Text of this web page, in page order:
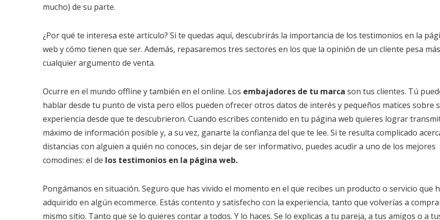
mucho) de su parte.
¿Por qué te interesa este artículo? Si te quedas aquí, descubrirás la importancia de los testimonios en la
web y cómo tienen que ser. Además, repasaremos tres sectores en los que la opinión de un cliente pesa
cualquier argumento de venta.
Ocurre en el mundo offline y también en el online. Los embajadores de tu marca son tus clientes. Tú
hablar desde tu punto de vista pero ellos pueden ofrecer otros datos de interés y pequeños matices sobre
experiencia desde que te descubrieron. Cuando escribes contenido en tu página web quieres lograr
máximo de información posible y, a su vez, ganarte la confianza del que te lee. Si te resulta complicado
distancias con alguien a quién no conoces, sin dejar de ser informativo, puedes acudir a uno de los mejores
comodines: el de los testimonios en la página web.
Pongámanos en situación. Seguro que has vivido el momento en el que recibes un producto o servicio que
adquirido en algún ecommerce. Estás contento y satisfecho con la experiencia, tanto que volverías a
mismo sitio. Tanto que se lo quieres contar a todos. Y lo haces. Se lo explicas a tu pareja, a tus amigos o a